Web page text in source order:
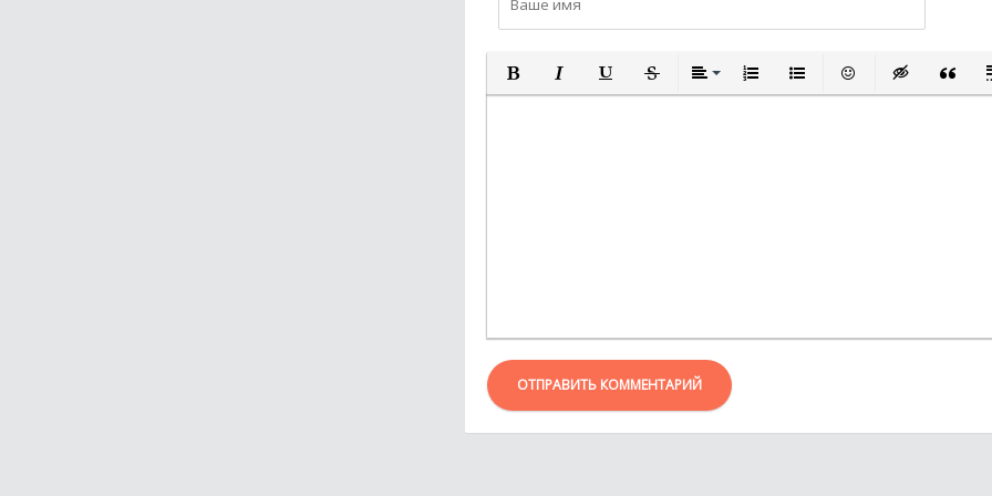
ПОЛУЖИРНЫЙ
КУРСИВПОДЧЕРКНУТЫЙ
ЗАЧЕРКНУТЫЙВЫРАВНИВАНИЕ
НУМЕРОВАННЫЙ СПИСОК
МАРКИРОВАННЫЙ
ВСТАВИТЬВСТАВКА
ОТПРАВИТЬ КОММЕНТАРИЙ